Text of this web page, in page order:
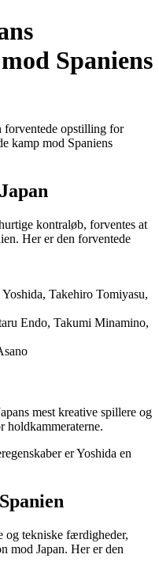
Spaniens
forventede opstilling for
kamp mod Spaniens
kontraløb, forventes at
Her er den forventede
Takehiro Tomiyasu,
Endo, Takumi Minamino,
mest kreative spillere og
holdkammeraterne.
er Yoshida en
og tekniske færdigheder,
mod Japan. Her er den